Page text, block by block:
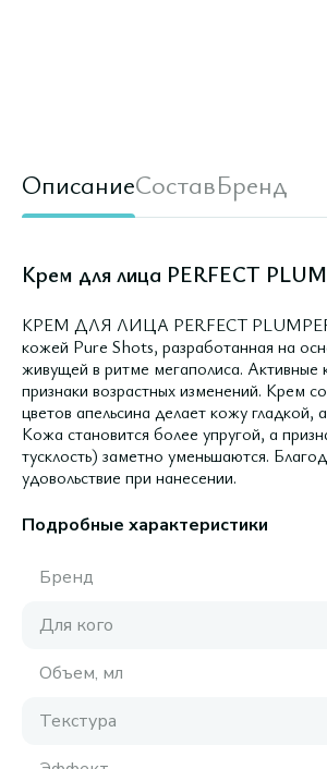
ОписаниеСоставБренд
Крем для лица PERFECT
КРЕМ ДЛЯ ЛИЦА PERFECT
кожей Pure Shots, разработанная на
живущей в ритме мегаполиса. Активные
признаки возрастных изменений. Крем
цветов апельсина делает кожу гладкой,
Кожа становится более упругой, а
тусклость) заметно уменьшаются.
удовольствие при нанесении.
Подробные характеристики
Бренд
Для кого
Объем, мл
Текстура